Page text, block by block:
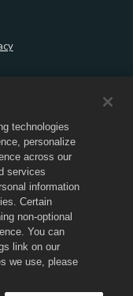
City sono marchi registrati
di Dragon City è gestito da
City. La disponibilità
alla regione.
technologies
personalize
across our
services
information
Certain
non-optional
You can
link on our
we use, please